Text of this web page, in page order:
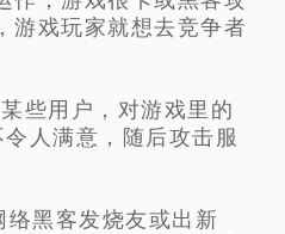
游戏玩家就想去竞争者
些用户，对游戏里的
人满意，随后攻击服
络黑客发烧友或出新